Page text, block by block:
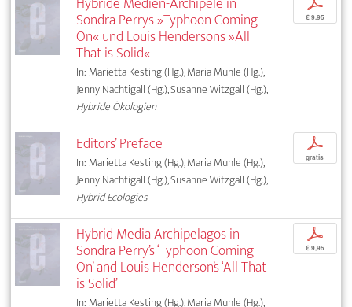
Sondra Perrys »Typhoon Coming
On« und Louis Hendersons »All
That is Solid«
In: Marietta Kesting (Hg.), Maria Muhle (Hg.),
Jenny Nachtigall (Hg.), Susanne Witzgall (Hg.),
Hybride Ökologien
p
€ 9,95
Editors’ Preface
In: Marietta Kesting (Hg.), Maria Muhle (Hg.),
Jenny Nachtigall (Hg.), Susanne Witzgall (Hg.),
Hybrid Ecologies
p
gratis
Hybrid Media Archipelagos in
Sondra Perry’s ‘Typhoon Coming
On’ and Louis Henderson’s ‘All That
is Solid’
In: Marietta Kesting (Hg.), Maria Muhle (Hg.),
p
€ 9,95